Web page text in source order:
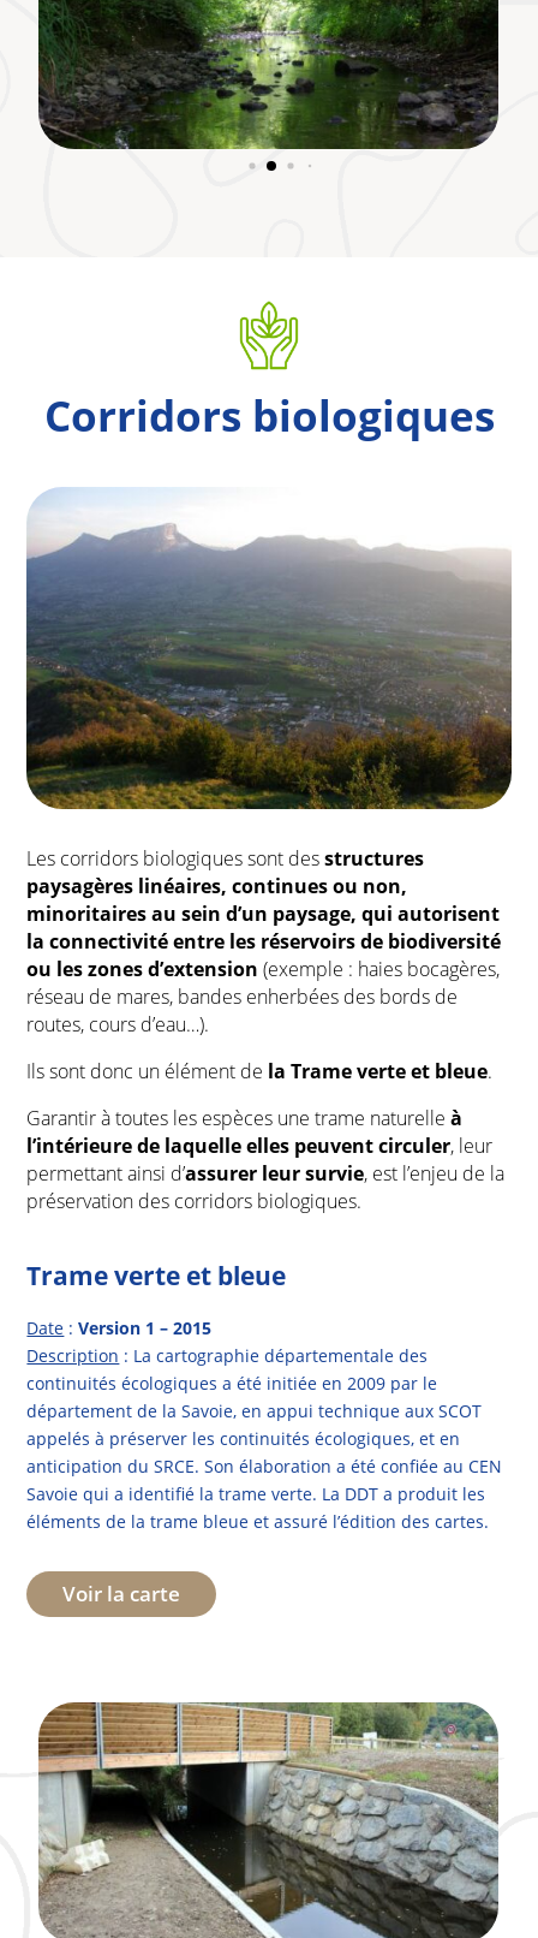
Corridors biologiques
Les corridors biologiques sont desstructures
paysagères linéaires, continues ou non,
minoritaires au sein d’un paysage, qui autorisent
la connectivité entre les réservoirs de biodiversité
ou les zones d’extension (exemple : haies bocagères,
réseau de mares, bandes enherbées des bords de
routes, cours d’eau…).
Ils sont donc un élément de la Trame verte et bleue.
Garantir à toutes les espèces une trame naturelleà
l’intérieure de laquelle elles peuvent circuler, leur
permettant ainsi d’assurer leur survie, est l’enjeu de la
préservation des corridors biologiques.
Trame verte et bleue
Date :Version 1 – 2015
Description : La cartographie départementale des
continuités écologiques a été initiée en 2009 par le
département de la Savoie, en appui technique aux SCOT
appelés à préserver les continuités écologiques, et en
anticipation du SRCE. Son élaboration a été confiée au CEN
Savoie qui a identifié la trame verte. La DDT a produit les
éléments de la trame bleue et assuré l’édition des cartes.
Voir la carte